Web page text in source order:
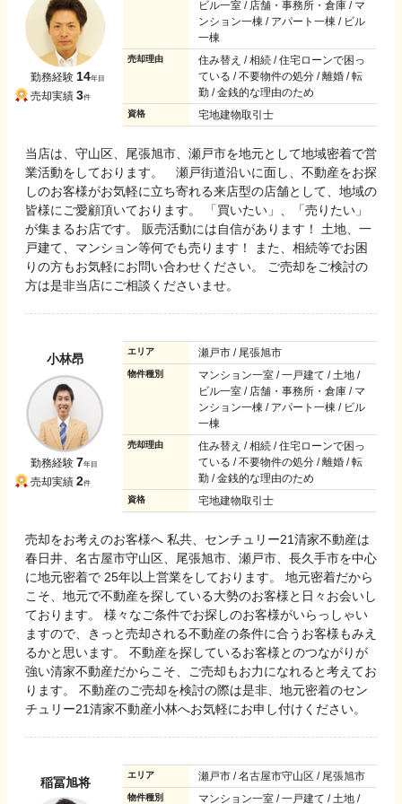
勤務経験 14年目
売却実績 3件
ビル一室 / 店舗・事務所・倉庫 / マ
ンション一棟 / アパート一棟 / ビル
一棟
売却理由
住み替え / 相続 / 住宅ローンで困っ
ている / 不要物件の処分 / 離婚 / 転
勤 / 金銭的な理由のため
資格 宅地建物取引士
当店は、守山区、尾張旭市、瀬戸市を地元として地域密着で営
業活動をしております。 瀬戸街道沿いに面し、不動産をお探
しのお客様がお気軽に立ち寄れる来店型の店舗として、地域の
皆様にご愛顧頂いております。 「買いたい」、「売りたい」
が集まるお店です。 販売活動には自信があります！ 土地、一
戸建て、マンション等何でも売ります！ また、相続等でお困
りの方もお気軽にお問い合わせください。 ご売却をご検討の
方は是非当店にご相談くださいませ。
小林昂
勤務経験 7年目
売却実績 2件
エリア 瀬戸市 / 尾張旭市
物件種別
マンション一室 / 一戸建て / 土地 /
ビル一室 / 店舗・事務所・倉庫 / マ
ンション一棟 / アパート一棟 / ビル
一棟
売却理由
住み替え / 相続 / 住宅ローンで困っ
ている / 不要物件の処分 / 離婚 / 転
勤 / 金銭的な理由のため
資格 宅地建物取引士
売却をお考えのお客様へ 私共、センチュリー21清家不動産は
春日井、名古屋市守山区、尾張旭市、瀬戸市、長久手市を中心
に地元密着で 25年以上営業をしております。 地元密着だから
こそ、地元で不動産を探している大勢のお客様と日々お会いし
ております。 様々なご条件でお探しのお客様がいらっしゃい
ますので、きっと売却される不動産の条件に合うお客様もみえ
るかと思います。 不動産を探しているお客様とのつながりが
強い清家不動産だからこそ、ご売却もお力になれると考えてお
ります。 不動産のご売却を検討の際は是非、地元密着のセン
チュリー21清家不動産小林へお気軽にお申し付けください。
稲冨旭将
エリア 瀬戸市 / 名古屋市守山区 / 尾張旭市
物件種別 マンション一室 / 一戸建て / 土地 /